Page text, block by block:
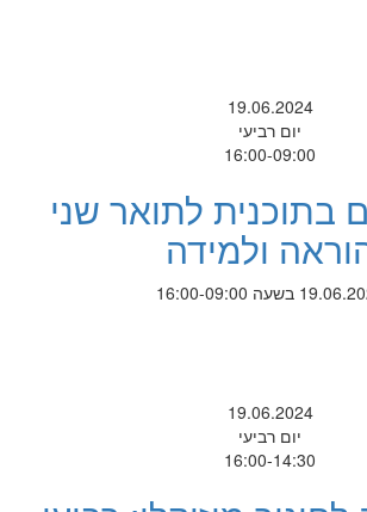
19.06.2024
יום רביעי
16:00-09:00
בתוכנית לתואר שני
ולמידה
בשעה 16:00-09:00
19.06.2024
יום רביעי
16:00-14:30